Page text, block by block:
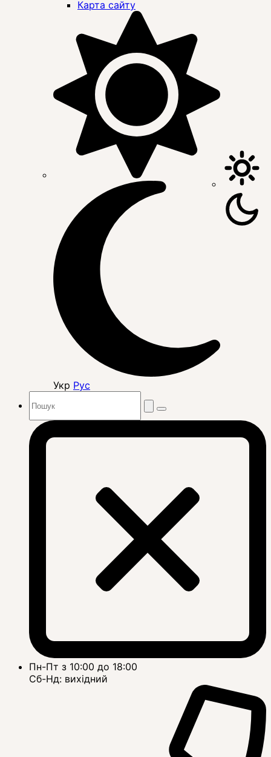
Карта сайту
Укр Рус
Пн-Пт з 10:00 до 18:00
Сб-Нд: вихідний